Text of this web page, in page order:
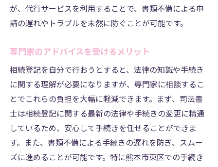
相続登記の成功事例とその効果
相続登記の義務化を知っておくべき？熊本市東
区での対応策
義務化された背景とその影響
期限内に手続きを完了するためのステップ
相続人が知っておくべき重要ポイント
罰則を避けるための手続き対応策
法改正に伴う必要な準備と確認事項
が、代行サービスを利用することで、書類不備による申
請の遅れやトラブルを未然に防ぐことが可能です。
専門家のアドバイスを受けるメリット
相続登記を自分で行おうとすると、法律の知識や手続き
に関する理解が必要になりますが、専門家に相談するこ
とでこれらの負担を大幅に軽減できます。まず、司法書
士は相続登記に関する最新の法律や手続きの変更に精通
しているため、安心して手続きを任せることができま
す。また、書類不備による手続きの遅れを防ぎ、スムー
ズに進めることが可能です。特に熊本市東区での手続き